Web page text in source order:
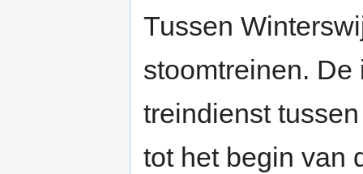
Tussen
stoomtreinen.
treindienst
tot het begin van